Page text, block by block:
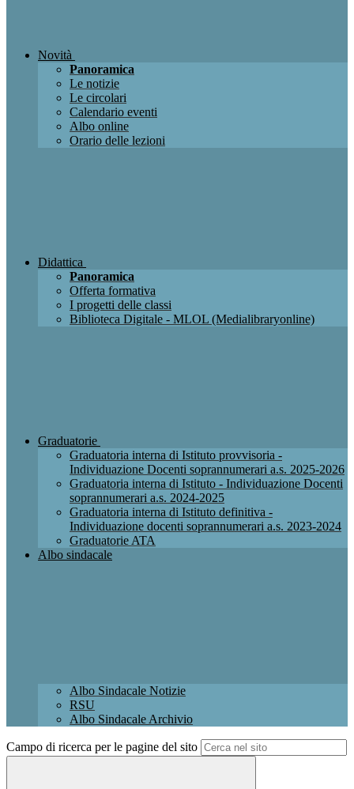
Novità
Panoramica
Le notizie
Le circolari
Calendario eventi
Albo online
Orario delle lezioni
Didattica
Panoramica
Offerta formativa
I progetti delle classi
Biblioteca Digitale - MLOL (Medialibraryonline)
Graduatorie
Graduatoria interna di Istituto provvisoria -
Individuazione Docenti soprannumerari a.s. 2025-2026
Graduatoria interna di Istituto - Individuazione Docenti
soprannumerari a.s. 2024-2025
Graduatoria interna di Istituto definitiva -
Individuazione docenti soprannumerari a.s. 2023-2024
Graduatorie ATA
Albo sindacale
Albo Sindacale Notizie
RSU
Albo Sindacale Archivio
Campo di ricerca per le pagine del sito